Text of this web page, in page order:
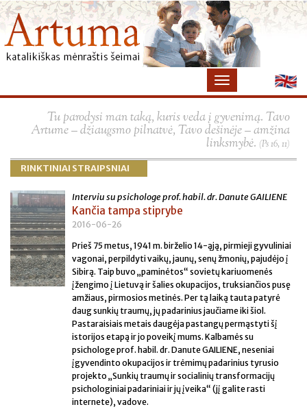
Tu parodysi man taką, kuris veda į gyvenimą. Tavo
Artume – džiaugsmo pilnatvė, Tavo dešinėje – amžina
linksmybė. (Ps 16, 11)
RINKTINIAI STRAIPSNIAI
Interviu su psichologe prof. habil. dr. Danute GAILIENE
Kančia tampa stiprybe
2016-06-26
Prieš 75 metus, 1941 m. birželio 14-ąją, pirmieji gyvuliniai
vagonai, perpildyti vaikų, jaunų, senų žmonių, pajudėjo į
Sibirą. Taip buvo „paminėtos“ sovietų kariuomenės
įžengimo į Lietuvą ir šalies okupacijos, truksiančios pusę
amžiaus, pirmosios metinės. Per tą laiką tauta patyrė
daug sunkių traumų, jų padarinius jaučiame iki šiol.
Pastaraisiais metais daugėja pastangų permąstyti šį
istorijos etapą ir jo poveikį mums. Kalbamės su
psichologe prof. habil. dr. Danute GAILIENE, neseniai
įgyvendinto okupacijos ir trėmimų padarinius tyrusio
projekto „Sunkių traumų ir socialinių transformacijų
psichologiniai padariniai ir jų įveika“ (jį galite rasti
internete), vadove.
×